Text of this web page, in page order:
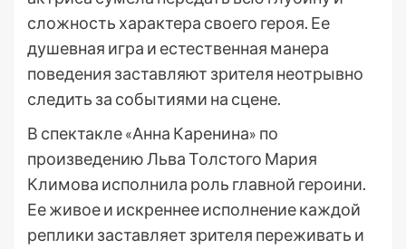
сложность характера своего героя. Ее
душевная игра и естественная манера
поведения заставляют зрителя неотрывно
следить за событиями на сцене.
В спектакле «Анна Каренина» по
произведению Льва Толстого Мария
Климова исполнила роль главной героини.
Ее живое и искреннее исполнение каждой
реплики заставляет зрителя переживать и